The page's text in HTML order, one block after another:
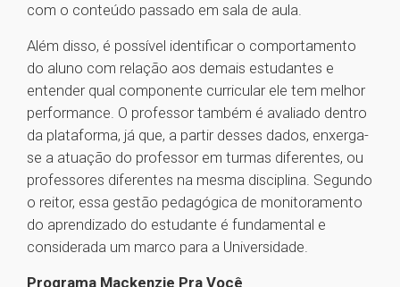
com o conteúdo passado em sala de aula.
Além disso, é possível identificar o comportamento
do aluno com relação aos demais estudantes e
entender qual componente curricular ele tem melhor
performance. O professor também é avaliado dentro
da plataforma, já que, a partir desses dados, enxerga-
se a atuação do professor em turmas diferentes, ou
professores diferentes na mesma disciplina. Segundo
o reitor, essa gestão pedagógica de monitoramento
do aprendizado do estudante é fundamental e
considerada um marco para a Universidade.
Programa Mackenzie Pra Você